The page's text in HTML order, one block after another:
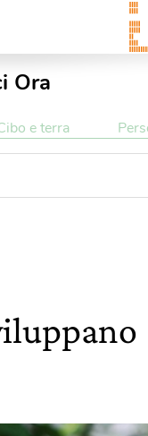
Ora
e terra